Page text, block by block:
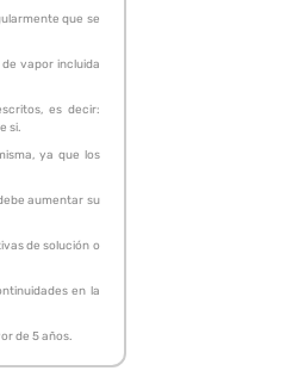
que se
vapor incluida
es decir:
si.
ya que los
aumentar su
de solución o
en la
de 5 años.